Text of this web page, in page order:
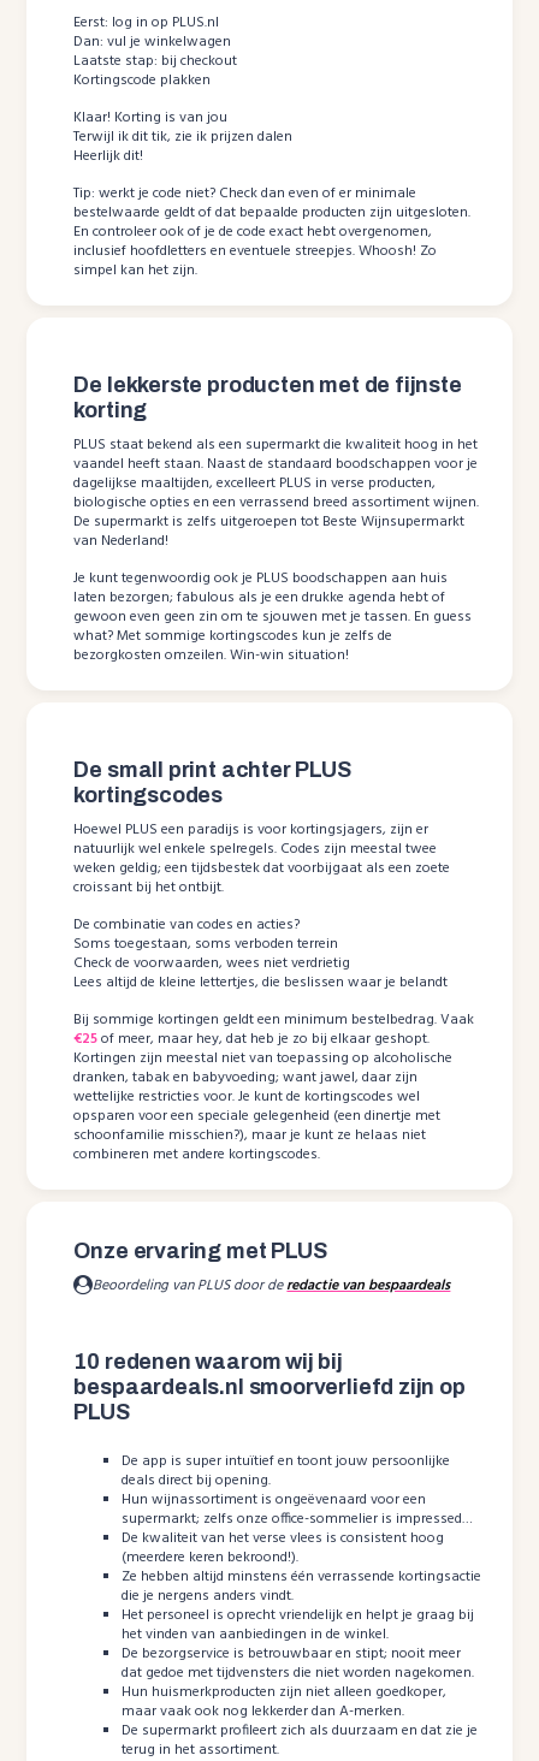
Eerst: log in op PLUS.nl
Dan: vul je winkelwagen
Laatste stap: bij checkout
Kortingscode plakken
Klaar! Korting is van jou
Terwijl ik dit tik, zie ik prijzen dalen
Heerlijk dit!
Tip: werkt je code niet? Check dan even of er minimale
bestelwaarde geldt of dat bepaalde producten zijn uitgesloten.
En controleer ook of je de code exact hebt overgenomen,
inclusief hoofdletters en eventuele streepjes. Whoosh! Zo
simpel kan het zijn.
De lekkerste producten met de fijnste
korting
PLUS staat bekend als een supermarkt die kwaliteit hoog in het
vaandel heeft staan. Naast de standaard boodschappen voor je
dagelijkse maaltijden, excelleert PLUS in verse producten,
biologische opties en een verrassend breed assortiment wijnen.
De supermarkt is zelfs uitgeroepen tot Beste Wijnsupermarkt
van Nederland!
Je kunt tegenwoordig ook je PLUS boodschappen aan huis
laten bezorgen; fabulous als je een drukke agenda hebt of
gewoon even geen zin om te sjouwen met je tassen. En guess
what? Met sommige kortingscodes kun je zelfs de
bezorgkosten omzeilen. Win-win situation!
De small print achter PLUS
kortingscodes
Hoewel PLUS een paradijs is voor kortingsjagers, zijn er
natuurlijk wel enkele spelregels. Codes zijn meestal twee
weken geldig; een tijdsbestek dat voorbijgaat als een zoete
croissant bij het ontbijt.
De combinatie van codes en acties?
Soms toegestaan, soms verboden terrein
Check de voorwaarden, wees niet verdrietig
Lees altijd de kleine lettertjes, die beslissen waar je belandt
Bij sommige kortingen geldt een minimum bestelbedrag. Vaak
€25of meer, maar hey, dat heb je zo bij elkaar geshopt.
Kortingen zijn meestal niet van toepassing op alcoholische
dranken, tabak en babyvoeding; want jawel, daar zijn
wettelijke restricties voor. Je kunt de kortingscodes wel
opsparen voor een speciale gelegenheid (een dinertje met
schoonfamilie misschien?), maar je kunt ze helaas niet
combineren met andere kortingscodes.
Onze ervaring met PLUS
Beoordeling van PLUS door deredactie van bespaardeals
10 redenen waarom wij bij
bespaardeals.nl smoorverliefd zijn op
PLUS
De app is super intuïtief en toont jouw persoonlijke
deals direct bij opening.
Hun wijnassortiment is ongeëvenaard voor een
supermarkt; zelfs onze office-sommelier is impressed…
De kwaliteit van het verse vlees is consistent hoog
(meerdere keren bekroond!).
Ze hebben altijd minstens één verrassende kortingsactie
die je nergens anders vindt.
Het personeel is oprecht vriendelijk en helpt je graag bij
het vinden van aanbiedingen in de winkel.
De bezorgservice is betrouwbaar en stipt; nooit meer
dat gedoe met tijdvensters die niet worden nagekomen.
Hun huismerkproducten zijn niet alleen goedkoper,
maar vaak ook nog lekkerder dan A-merken.
De supermarkt profileert zich als duurzaam en dat zie je
terug in het assortiment.